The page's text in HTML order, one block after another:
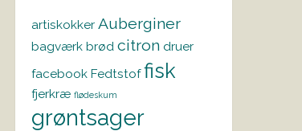
artiskokker Auberginer
bagværk brød citron druer
facebook Fedtstof fisk
fjerkræ flødeskum
grøntsager